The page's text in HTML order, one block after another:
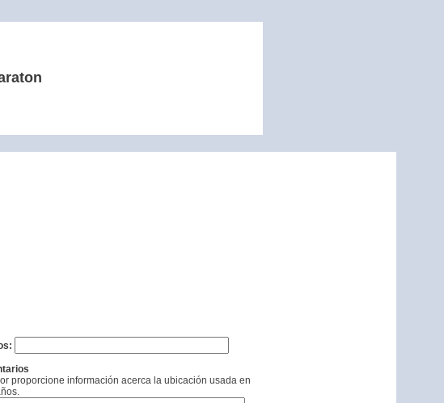
proporcione información acerca la ubicación usada en